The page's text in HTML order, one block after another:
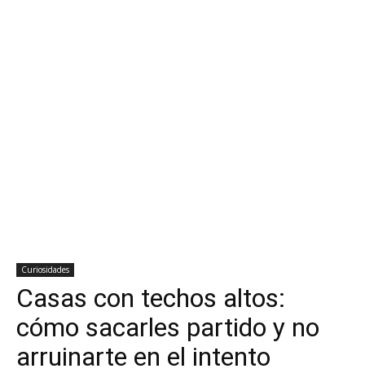
Curiosidades
Casas con techos altos:
cómo sacarles partido y no
arruinarte en el intento